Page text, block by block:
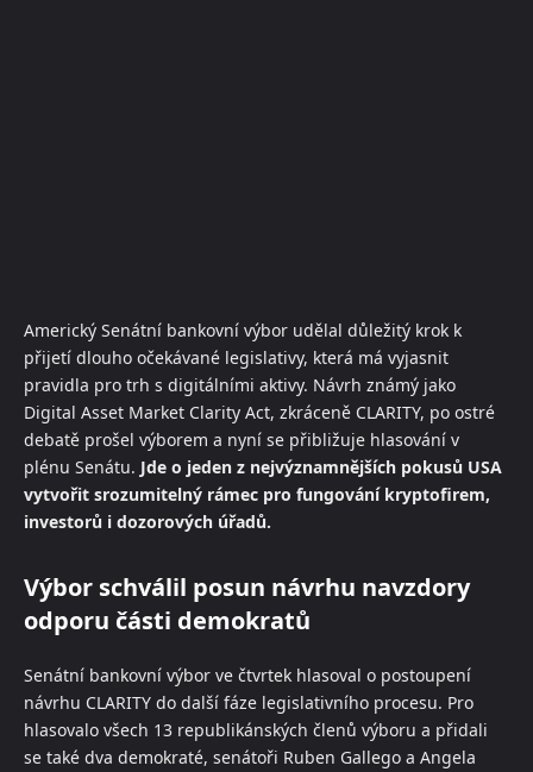
Americký Senátní bankovní výbor udělal důležitý krok k
přijetí dlouho očekávané legislativy, která má vyjasnit
pravidla pro trh s digitálními aktivy. Návrh známý jako
Digital Asset Market Clarity Act, zkráceně CLARITY, po ostré
debatě prošel výborem a nyní se přibližuje hlasování v
plénu Senátu. Jde o jeden z nejvýznamnějších pokusů USA
vytvořit srozumitelný rámec pro fungování kryptofirem,
investorů i dozorových úřadů.
Výbor schválil posun návrhu navzdory
odporu části demokratů
Senátní bankovní výbor ve čtvrtek hlasoval o postoupení
návrhu CLARITY do další fáze legislativního procesu. Pro
hlasovalo všech 13 republikánských členů výboru a přidali
se také dva demokraté, senátoři Ruben Gallego a Angela